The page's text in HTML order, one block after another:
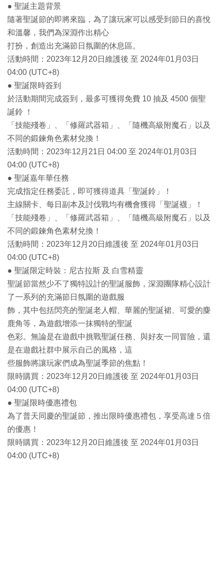
● 聖誕主題背景
隨著聖誕節的即將來臨，為了讓玩家可以感受到節日的喜悅
和溫馨，我們為深淵作出精心
打扮，創造出充滿節日氛圍的休息區。
活動時間：2023年12月20日維護後 至 2024年01月03日
04:00 (UTC+8)
● 聖誕限時簽到
於活動期間完成簽到，最多可獲得免費 10 抽及 4500 個聖
誕鈴 ！
「技能殘卷」、「修羅武器箱」、「隨機高級附魔石」以及
不同的鍛鍊角色素材兌換！
活動時間：2023年12月21日 04:00 至 2024年01月03日
04:00 (UTC+8)
● 聖誕嘉年華任務
完成指定任務委託，即可獲得道具「聖誕鈴」！
主線關卡、每日副本及討伐戰均有機會獲得「聖誕襪」！
「技能殘卷」、「修羅武器箱」、「隨機高級附魔石」以及
不同的鍛鍊角色素材兌換！
活動時間：2023年12月20日維護後 至 2024年01月03日
04:00 (UTC+8)
● 聖誕限定時裝：尼古拉斯 及 白雪精靈
聖誕節當然少不了獨特設計的聖誕服飾，深淵團隊精心設計
了一系列的充滿節日氛圍的遊戲服
飾，其中包括閃亮的聖誕老人帽、華麗的聖誕裙、可愛的麋
鹿角等，為遊戲增添一抹獨特的聖誕
色彩。無論是在遊戲中挑戰聖誕任務、與好友一同冒險，還
是在遊戲社群中展示自己的風格，這
些服飾將讓玩家們成為聖誕季節的焦點！
限時購買：2023年12月20日維護後 至 2024年01月03日
04:00 (UTC+8)
● 聖誕限時優惠禮包
為了普天同慶的聖誕節，推出限時優惠禮包，享受高達５倍
的優惠！
限時購買：2023年12月20日維護後 至 2024年01月03日
04:00 (UTC+8)